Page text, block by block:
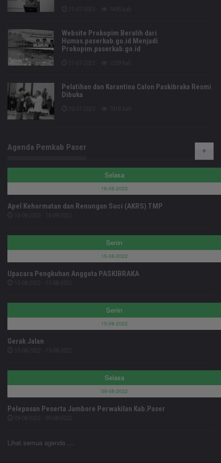
Website Prokopim Beralih dari
Humas.paserkab.go.id Menjadi
Prokopim.paserkab.go.id
Pelatihan dan Karantina Calon Paskibraka Resmi
Dibuka
Agenda Pemkab Paser
Selasa
16-08-2022
Apel Kehormatan dan Renungan Suci (AKRS) TMP
Senin
15-08-2022
Upacara Pengkuhan Anggota PASKIBRAKA
Senin
15-08-2022
Gerak Jalan
Selasa
09-08-2022
Pelepasan Peserta Jambore Perwakilan Kab.Paser
Lihat semua agenda ....